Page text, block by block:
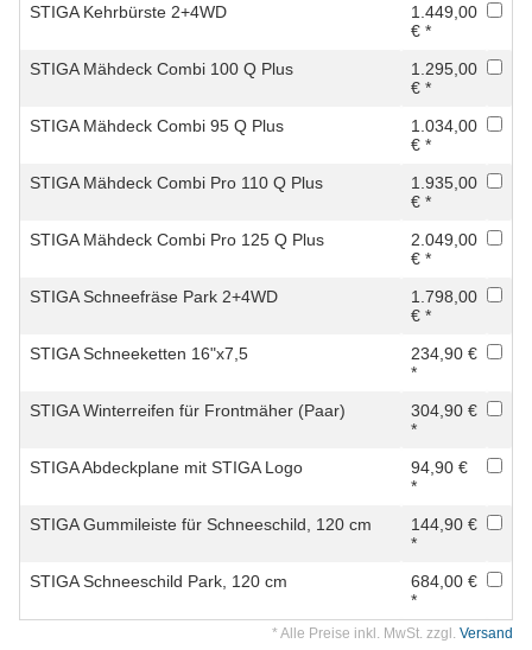
STIGA Kehrbürste 2+4WD
1.449,00
€ *
STIGA Mähdeck Combi 100 Q Plus
1.295,00
€ *
STIGA Mähdeck Combi 95 Q Plus
1.034,00
€ *
STIGA Mähdeck Combi Pro 110 Q Plus
1.935,00
€ *
STIGA Mähdeck Combi Pro 125 Q Plus
2.049,00
€ *
STIGA Schneefräse Park 2+4WD
1.798,00
€ *
STIGA Schneeketten 16"x7,5
234,90 €
*
STIGA Winterreifen für Frontmäher (Paar)
304,90 €
*
STIGA Abdeckplane mit STIGA Logo
94,90 €
*
STIGA Gummileiste für Schneeschild, 120 cm
144,90 €
*
STIGA Schneeschild Park, 120 cm
684,00 €
*
* Alle Preise inkl. MwSt. zzgl. Versand